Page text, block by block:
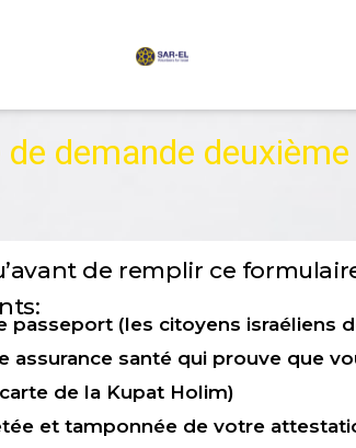
demande
de remplir ce
passeport (les citoyens israéliens
assurance santé qui prouve que
de la Kupat Holim)
et tamponnée de votre